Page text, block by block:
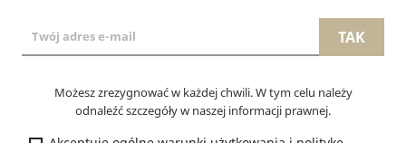
Możesz zrezygnować w każdej chwili. W tym celu należy
odnaleźć szczegóły w naszej informacji prawnej.